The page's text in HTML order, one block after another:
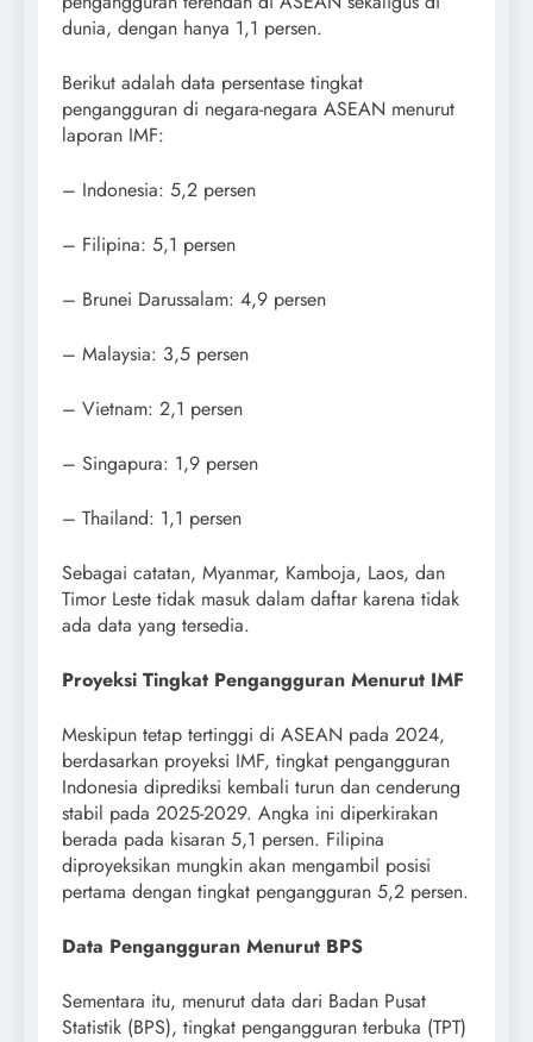
dunia, dengan hanya 1,1 persen.
Berikut adalah data persentase tingkat
pengangguran di negara-negara ASEAN menurut
laporan IMF:
– Indonesia: 5,2 persen
– Filipina: 5,1 persen
– Brunei Darussalam: 4,9 persen
– Malaysia: 3,5 persen
– Vietnam: 2,1 persen
– Singapura: 1,9 persen
– Thailand: 1,1 persen
Sebagai catatan, Myanmar, Kamboja, Laos, dan
Timor Leste tidak masuk dalam daftar karena tidak
ada data yang tersedia.
Proyeksi Tingkat Pengangguran Menurut IMF
Meskipun tetap tertinggi di ASEAN pada 2024,
berdasarkan proyeksi IMF, tingkat pengangguran
Indonesia diprediksi kembali turun dan cenderung
stabil pada 2025-2029. Angka ini diperkirakan
berada pada kisaran 5,1 persen. Filipina
diproyeksikan mungkin akan mengambil posisi
pertama dengan tingkat pengangguran 5,2 persen.
Data Pengangguran Menurut BPS
Sementara itu, menurut data dari Badan Pusat
Statistik (BPS), tingkat pengangguran terbuka (TPT)